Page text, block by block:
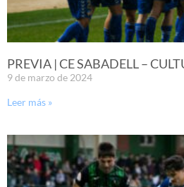
PREVIA | CE SABADELL –
9 de marzo de 2024
Leer más »